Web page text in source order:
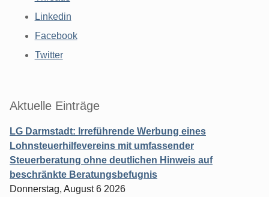
Linkedin
Facebook
Twitter
Aktuelle Einträge
LG Darmstadt: Irreführende Werbung eines
Lohnsteuerhilfevereins mit umfassender
Steuerberatung ohne deutlichen Hinweis auf
beschränkte Beratungsbefugnis
Donnerstag, August 6 2026